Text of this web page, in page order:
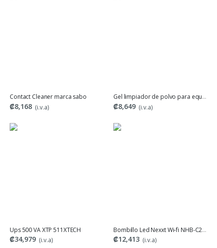
Contact Cleaner marca sabo
₡8,168 (i.v.a)
Gel limpiador de polvo para equipos electrónicos
₡8,649 (i.v.a)
Ups 500 VA XTP 511XTECH
₡34,979 (i.v.a)
Bombillo Led Nexxt Wi-fi NHB-C210
₡12,413 (i.v.a)